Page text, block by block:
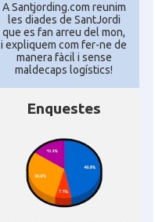
A Santjording.com reunim
les diades de SantJordi
que es fan arreu del mon,
i expliquem com fer-ne de
manera fàcil i sense
maldecaps logí­stics!
Enquestes